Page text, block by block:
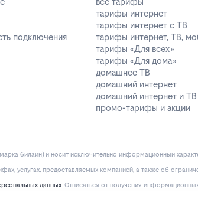
подключения
тарифы интернет
тарифы интернет с ТВ
тарифы интернет, ТВ,
тарифы «Для всех»
тарифы «Для дома»
домашнее ТВ
домашний интернет
домашний интернет и ТВ
промо-тарифы и акции
билайн) и носит исключительно информационный
услугах, предоставляемых компанией, а также об
данных. Отписаться от получения